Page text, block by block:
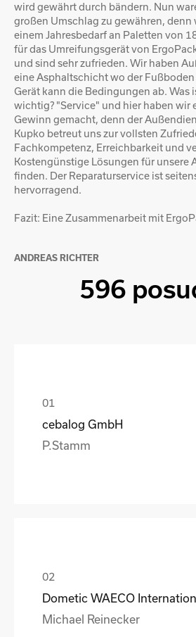
wird gewährt durch bändern. Nun
großen Umschlag zu gewähren, denn
einem Jahresbedarf an Paletten von
für das Umreifungsgerät von
und sind sehr zufrieden. Wir haben
eine Asphaltschicht wo der
Gerät kann die Bedingungen ab. Was
wichtig? "Service" und hier haben wir
Gewinn gemacht, denn der
Kupko betreut uns zur vollsten
Fachkompetenz, Erreichbarkeit und
Kostengünstige Lösungen für unsere
finden. Der Reparaturservice ist
hervorragend.
Fazit: Eine Zusammenarbeit mit
ANDREAS RICHTER
596
cebalog GmbH
P.Stamm
Dometic WAECO
Michael Reinecker